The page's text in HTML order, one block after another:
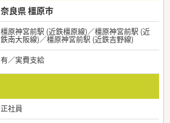
奈良県 橿原市
橿原神宮前駅 (近鉄橿原線)／橿原神宮前駅 (近
鉄南大阪線)／橿原神宮前駅 (近鉄吉野線)
有／実費支給
正社員